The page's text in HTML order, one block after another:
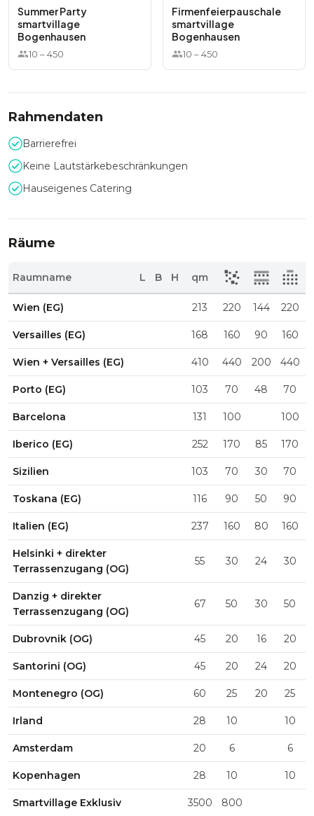
Summer Party
smartvillage
Bogenhausen
10 –450
Firmenfeierpauschale
smartvillage
Bogenhausen
10 –450
Rahmendaten
Barrierefrei
Keine Lautstärkebeschränkungen
Hauseigenes Catering
Räume
Raumname L B H qm
Wien (EG) 213 220 144 220
Versailles (EG) 168 160 90 160
Wien + Versailles (EG) 410 440 200 440
Porto (EG) 103 70 48 70
Barcelona 131 100 100
Iberico (EG) 252 170 85 170
Sizilien 103 70 30 70
Toskana (EG) 116 90 50 90
Italien (EG) 237 160 80 160
Helsinki + direkter
Terrassenzugang (OG)
55 30 24 30
Danzig + direkter
Terrassenzugang (OG)
67 50 30 50
Dubrovnik (OG) 45 20 16 20
Santorini (OG) 45 20 24 20
Montenegro (OG) 60 25 20 25
Irland 28 10 10
Amsterdam 20 6 6
Kopenhagen 28 10 10
Smartvillage Exklusiv 3500 800